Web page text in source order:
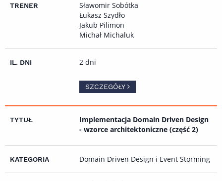
Sławomir Sobótka
Łukasz Szydło
Jakub Pilimon
Michał Michaluk
2 dni
SZCZEGÓŁY
Implementacja Domain Driven Design
- wzorce architektoniczne (część 2)
Domain Driven Design i Event Storming